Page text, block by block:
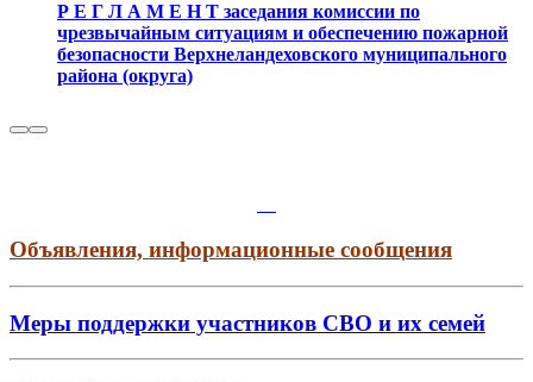
Р Е Г Л А М Е Н Т заседания комиссии по
чрезвычайным ситуациям и обеспечению пожарной
безопасности Верхнеландеховского муниципального
района (округа)
Объявления, информационные сообщения
Меры поддержки участников СВО и их семей